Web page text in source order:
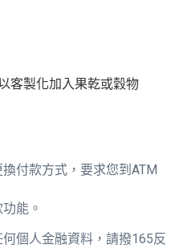
客製化加入果乾或穀物
付款方式，要求您到ATM
能。
個人金融資料，請撥165反